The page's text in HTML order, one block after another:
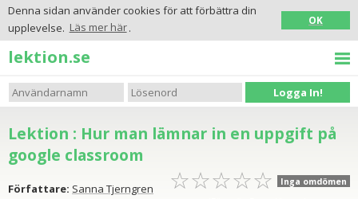
Denna sidan använder cookies för att förbättra din
upplevelse. Läs mer här.
OK
lektion.se
Logga In!
Lektion : Hur man lämnar in en uppgift på
google classroom
☆☆☆☆☆
★★★★★ Inga omdömen
Författare: Sanna Tjerngren